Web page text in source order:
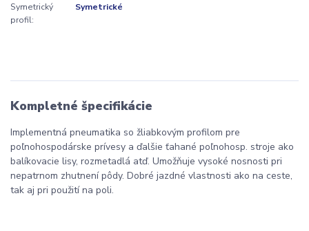
Symetrický
profil:
Symetrické
Kompletné špecifikácie
Implementná pneumatika so žliabkovým profilom pre
poľnohospodárske prívesy a ďalšie ťahané poľnohosp. stroje ako
balíkovacie lisy, rozmetadlá atď. Umožňuje vysoké nosnosti pri
nepatrnom zhutnení pôdy. Dobré jazdné vlastnosti ako na ceste,
tak aj pri použití na poli.